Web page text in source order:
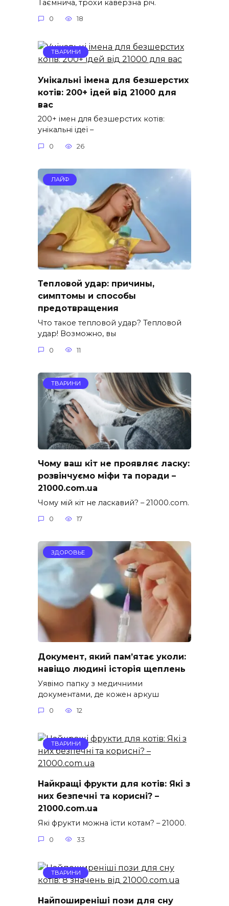
Таємнича, трохи каверзна річ.
0 18
ТВАРИНИ
Унікальні імена для безшерстих
котів: 200+ ідей від 21000 для
вас
200+ імен для безшерстих котів:
унікальні ідеї –
0 26
ЛАЙФ
Тепловой удар: причины,
симптомы и способы
предотвращения
Что такое тепловой удар? Тепловой
удар! Возможно, вы
0 11
ТВАРИНИ
Чому ваш кіт не проявляє ласку:
розвінчуємо міфи та поради –
21000.com.ua
Чому мій кіт не ласкавий? – 21000.com.
0 17
ЗДОРОВЬЕ
Документ, який пам’ятає уколи:
навіщо людині історія щеплень
Уявімо папку з медичними
документами, де кожен аркуш
0 12
ТВАРИНИ
Найкращі фрукти для котів: Які з
них безпечні та корисні? –
21000.com.ua
Які фрукти можна їсти котам? – 21000.
0 33
ТВАРИНИ
Найпоширеніші пози для сну